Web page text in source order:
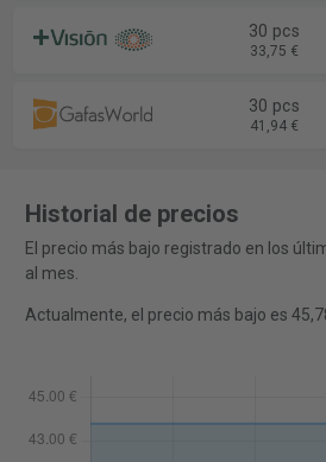
30 pcs
33,75 €
30 pcs
41,94 €
Historial de precios
El precio más bajo registrado en los
al mes.
Actualmente, el precio más bajo es